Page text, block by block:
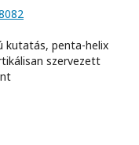
kutatás, penta-helix
szervezett